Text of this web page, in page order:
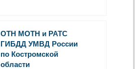
ОТН МОТН и РАТС
ГИБДД УМВД России
по Костромской
области